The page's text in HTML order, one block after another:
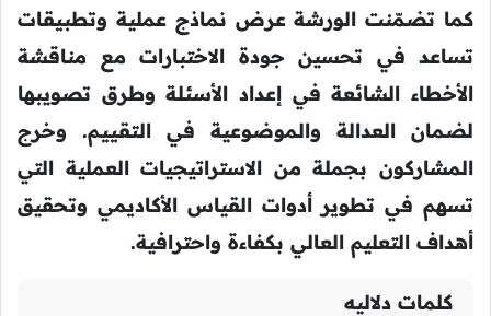
كما تضمّنت الورشة عرض نماذج عملية وتطبيقات
تساعد في تحسين جودة الاختبارات مع مناقشة
الأخطاء الشائعة في إعداد الأسئلة وطرق تصويبها
لضمان العدالة والموضوعية في التقييم. وخرج
المشاركون بجملة من الاستراتيجيات العملية التي
تسهم في تطوير أدوات القياس الأكاديمي وتحقيق
أهداف التعليم العالي بكفاءة واحترافية.
كلمات دلاليه